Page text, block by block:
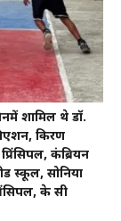
शामिल थे डॉ.
किरण
कंब्रियन
स्कूल, सोनिया
के सी